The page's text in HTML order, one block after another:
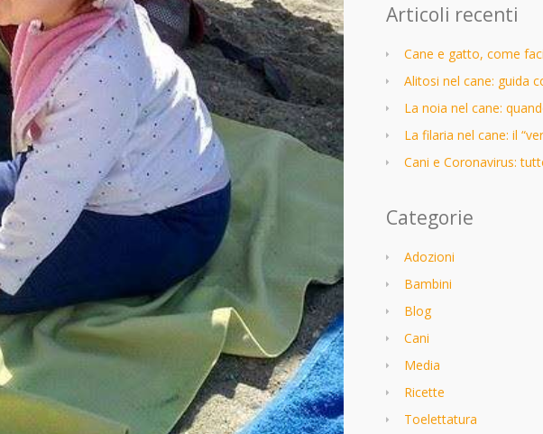
Articoli recenti
Cane e gatto, come
Alitosi nel cane: guida
La noia nel cane:
La filaria nel cane: il
Cani e Coronavirus:
Categorie
Adozioni
Bambini
Blog
Cani
Media
Ricette
Toelettatura